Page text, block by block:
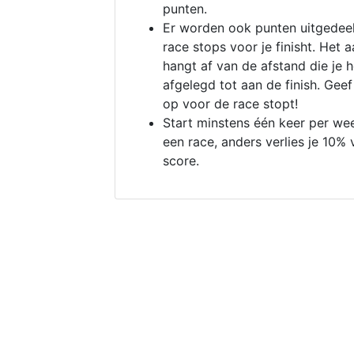
punten.
Er worden ook punten
race stops voor je finisht. Het
hangt af van de afstand die je
afgelegd tot aan de finish.
op voor de race stopt!
Start minstens één keer per
een race, anders verlies je 10%
score.